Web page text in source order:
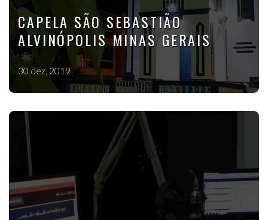
CAPELA SÃO SEBASTIÃO
ALVINÓPOLIS MINAS GERAIS
30 dez, 2019